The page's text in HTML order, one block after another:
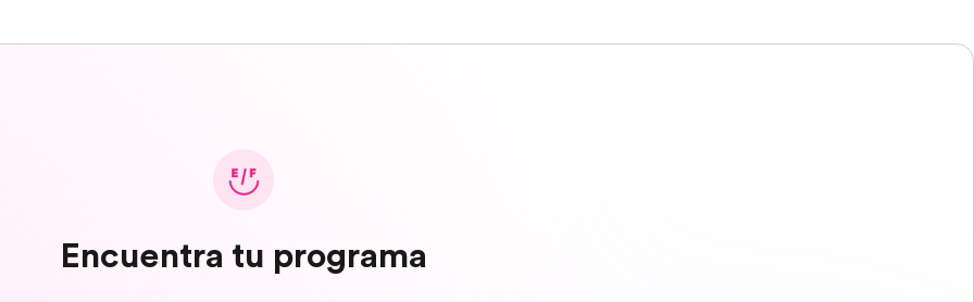
Encuentra tu programa